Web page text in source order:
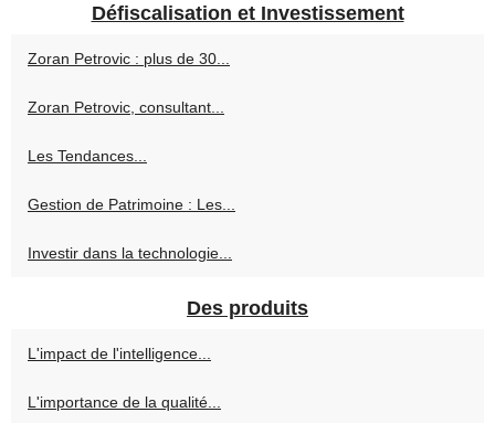
Défiscalisation et Investissement
Zoran Petrovic : plus de 30...
Zoran Petrovic, consultant...
Les Tendances...
Gestion de Patrimoine : Les...
Investir dans la technologie...
Des produits
L'impact de l'intelligence...
L'importance de la qualité...